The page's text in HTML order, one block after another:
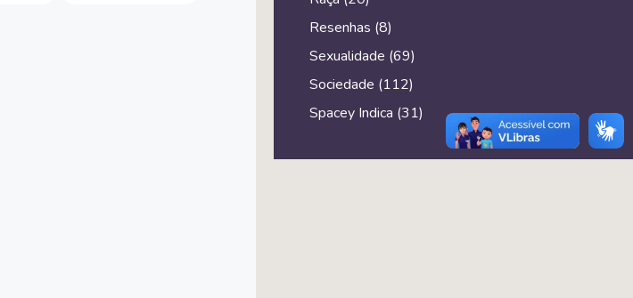
Resenhas (8)
Sexualidade (69)
Sociedade (112)
Spacey Indica (31)